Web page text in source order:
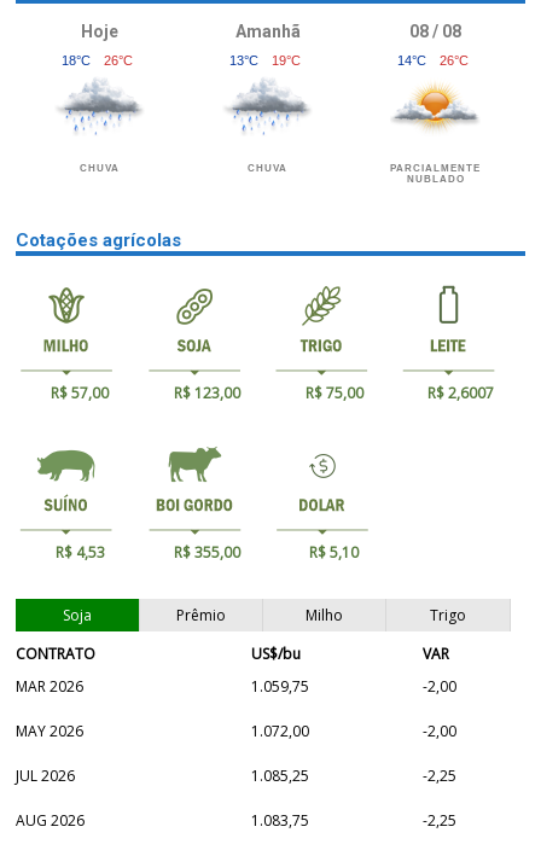
Hoje
18°C 26°C
CHUVA
Amanhã
13°C 19°C
CHUVA
08 / 08
14°C 26°C
PARCIALMENTE
NUBLADO
Cotações agrícolas
R$ 57,00 R$ 123,00 R$ 75,00 R$ 2,6007
R$ 4,53 R$ 355,00 R$ 5,10
Soja Prêmio Milho
Trigo
CONTRATO
US$/bu
VAR
MAR 2026
1.059,75 -2,00
MAY 2026 1.072,00 -2,00
JUL 2026 1.085,25 -2,25
AUG 2026 1.083,75 -2,25